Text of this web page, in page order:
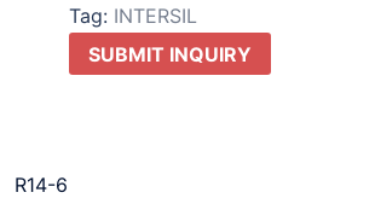
Tag: INTERSIL
SUBMIT INQUIRY
R14-6